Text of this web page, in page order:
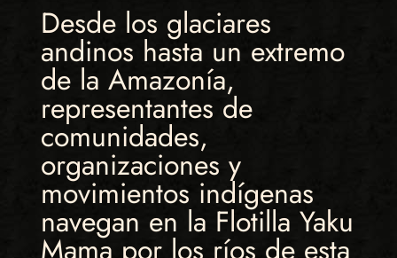
Desde los glaciares
andinos hasta un extremo
de la Amazonía,
representantes de
comunidades,
organizaciones y
movimientos indígenas
navegan en la Flotilla Yaku